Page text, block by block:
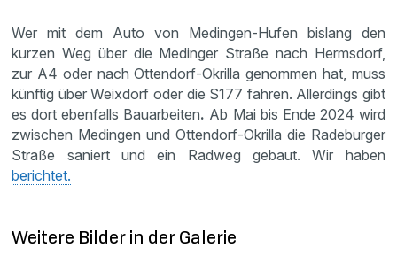
Wer mit dem Auto von Medingen-Hufen bislang den
kurzen Weg über die Medinger Straße nach Hermsdorf,
zur A4 oder nach Ottendorf-Okrilla genommen hat, muss
künftig über Weixdorf oder die S177 fahren. Allerdings gibt
es dort ebenfalls Bauarbeiten. Ab Mai bis Ende 2024 wird
zwischen Medingen und Ottendorf-Okrilla die Radeburger
Straße saniert und ein Radweg gebaut. Wir haben
berichtet.
Weitere Bilder in der Galerie